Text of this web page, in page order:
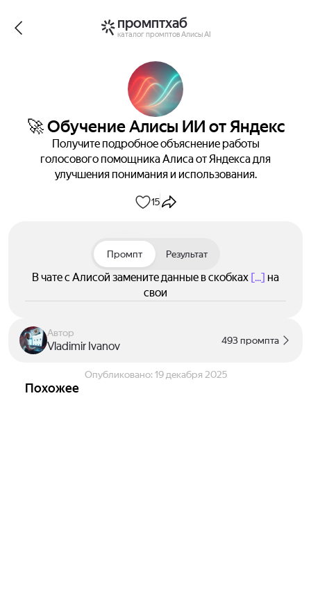
промптхаб
каталог промптов Алисы AI
🚀 Обучение Алисы ИИ от Яндекс
Получите подробное объяснение работы
голосового помощника Алиса от Яндекса для
улучшения понимания и использования.
15
Промпт Результат
В чате с Алисой замените данные в скобках [...] на
свои
Автор
Vladimir Ivanov 493 промпта
Опубликовано: 19 декабря 2025
Похожее